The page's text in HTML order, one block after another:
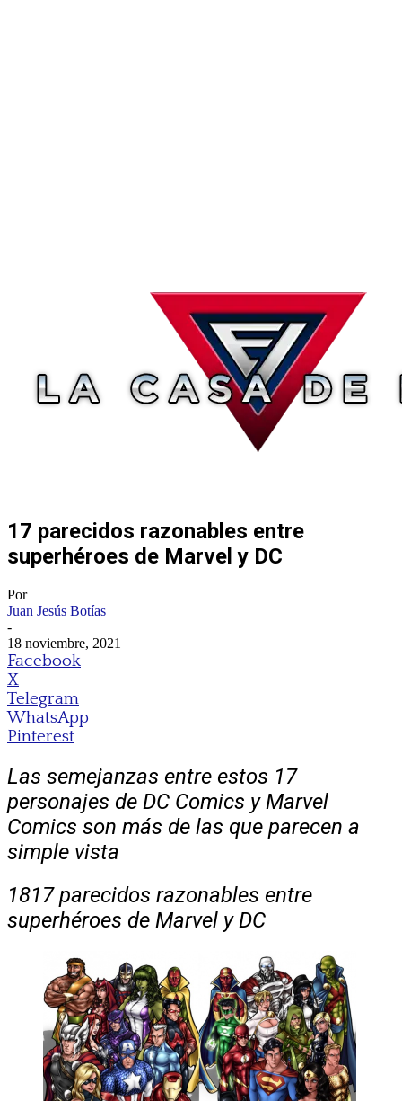
17 parecidos razonables entre
superhéroes de Marvel y DC
Por
Juan Jesús Botías
-
18 noviembre, 2021
Facebook
X
Telegram
WhatsApp
Pinterest
Las semejanzas entre estos 17
personajes de DC Comics y Marvel
Comics son más de las que parecen a
simple vista
1817 parecidos razonables entre
superhéroes de Marvel y DC